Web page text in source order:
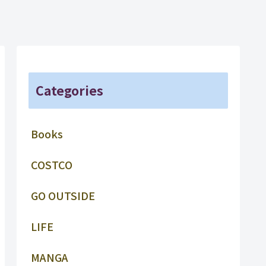
Categories
Books
COSTCO
GO OUTSIDE
LIFE
MANGA